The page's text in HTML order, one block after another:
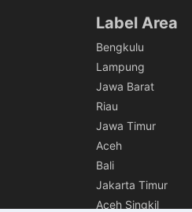
Label Area
Bengkulu
Lampung
Jawa Barat
Riau
Jawa Timur
Aceh
Bali
Jakarta Timur
Aceh Singkil